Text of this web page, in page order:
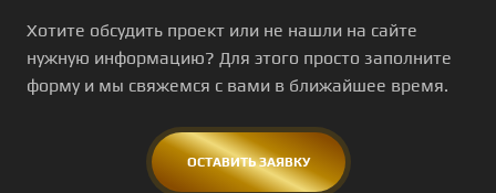
Хотите обсудить проект или не нашли на сайте
нужную информацию? Для этого просто заполните
форму и мы свяжемся с вами в ближайшее время.
ОСТАВИТЬ ЗАЯВКУ